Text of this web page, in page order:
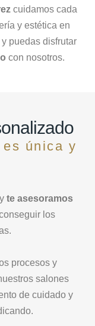
cuidamos cada
y estética en
puedas disfrutar
con nosotros.
única y
te asesoramos
los
procesos y
salones
de cuidado y